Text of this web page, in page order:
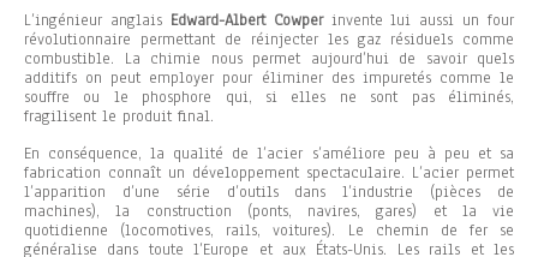
L’ingénieur anglais Edward-Albert Cowperinvente lui aussi un four
révolutionnaire permettant de réinjecter les gaz résiduels comme
combustible. La chimie nous permet aujourd’hui de savoir quels
additifs on peut employer pour éliminer des impuretés comme le
souffre ou le phosphore qui, si elles ne sont pas éliminés,
fragilisent le produit final.
En conséquence, la qualité de l’acier s’améliore peu à peu et sa
fabrication connaît un développement spectaculaire. L’acier permet
l’apparition d’une série d’outils dans l’industrie (pièces de
machines), la construction (ponts, navires, gares) et la vie
quotidienne (locomotives, rails, voitures). Le chemin de fer se
généralise dans toute l’Europe et aux États-Unis. Les rails et les